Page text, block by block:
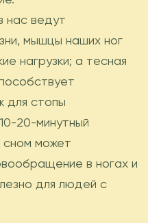
нас ведут
мышцы наших ног
нагрузки; а тесная
для стопы
20-минутный
может
в ногах и
для людей с